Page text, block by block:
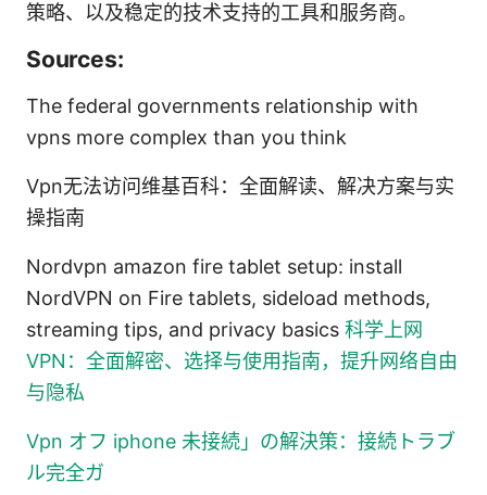
策略、以及稳定的技术支持的工具和服务商。
Sources:
The federal governments relationship with
vpns more complex than you think
Vpn无法访问维基百科：全面解读、解决方案与实
操指南
Nordvpn amazon fire tablet setup: install
NordVPN on Fire tablets, sideload methods,
streaming tips, and privacy basics 科学上网
VPN：全面解密、选择与使用指南，提升网络自由
与隐私
Vpn オフ iphone 未接続」の解決策：接続トラブ
ル完全ガ